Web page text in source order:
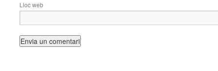
Lloc web